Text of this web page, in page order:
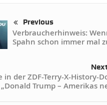
Previous
Verbraucherhinweis:
Spahn schon immer mal
in der ZDF-Terry-X-History-
„Donald Trump – Amerikas